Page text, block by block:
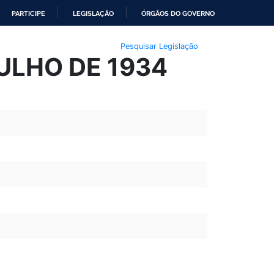
PARTICIPE LEGISLAÇÃO ÓRGÃOS DO GOVERNO
Pesquisar Legislação
DE 1934